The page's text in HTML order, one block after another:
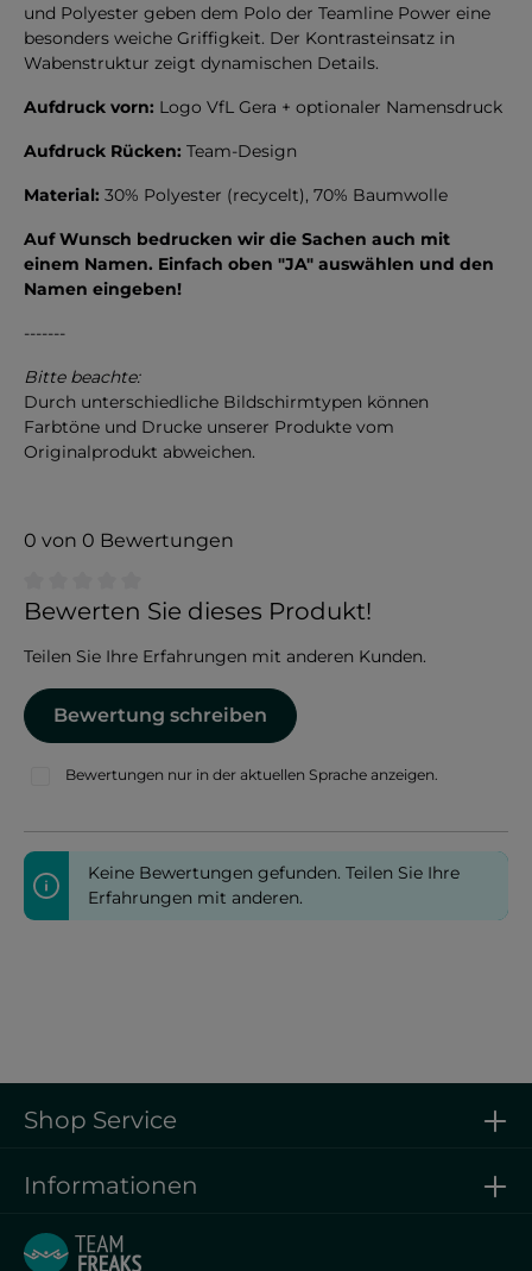
und Polyester geben dem Polo der Teamline Power eine
besonders weiche Griffigkeit. Der Kontrasteinsatz in
Wabenstruktur zeigt dynamischen Details.
Aufdruck vorn: Logo VfL Gera + optionaler Namensdruck
Aufdruck Rücken: Team-Design
Material: 30% Polyester (recycelt), 70% Baumwolle
Auf Wunsch bedrucken wir die Sachen auch mit
einem Namen. Einfach oben "JA" auswählen und den
Namen eingeben!
-------
Bitte beachte:
Durch unterschiedliche Bildschirmtypen können
Farbtöne und Drucke unserer Produkte vom
Originalprodukt abweichen.
0 von 0 Bewertungen
Durchschnittliche Bewertung von 0 von 5 Sternen
Bewerten Sie dieses Produkt!
Teilen Sie Ihre Erfahrungen mit anderen Kunden.
Bewertung schreiben
Bewertungen nur in der aktuellen Sprache anzeigen.
Keine Bewertungen gefunden. Teilen Sie Ihre
Erfahrungen mit anderen.
Shop Service
Informationen